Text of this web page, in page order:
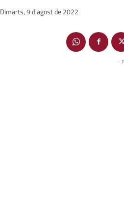
Dimarts, 9 d'agost de 2022
-